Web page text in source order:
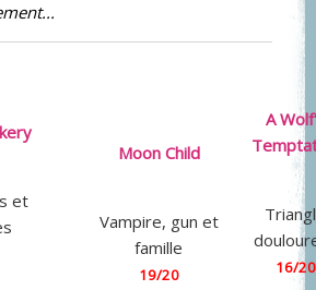
et
Moon Child
Vampire, gun et
famille
19/20
A
16/20